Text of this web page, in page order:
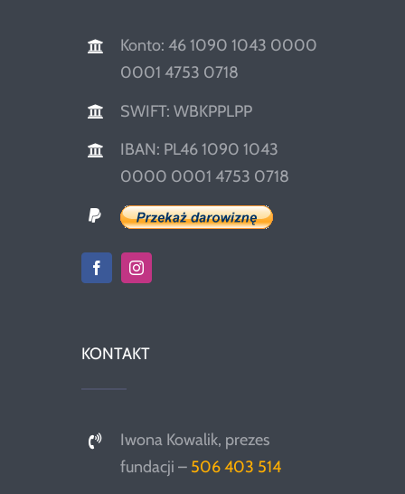
Konto: 46 1090 1043 0000
0001 4753 0718
SWIFT: WBKPPLPP
IBAN: PL46 1090 1043
0000 0001 4753 0718
KONTAKT
Iwona Kowalik, prezes
fundacji – 506 403 514